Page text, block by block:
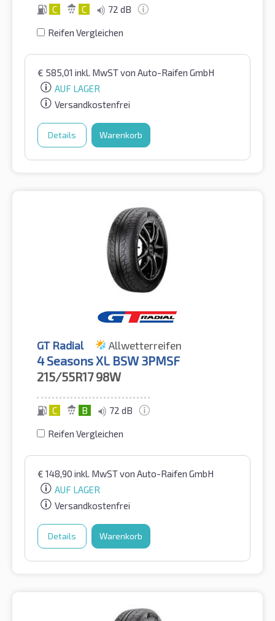
C C 72 dB
Reifen Vergleichen
€ 585,01 inkl. MwSTvon Auto-Raifen GmbH
AUF LAGER
Versandkostenfrei
Details Warenkorb
GT Radial Allwetterreifen
4 Seasons XL BSW 3PMSF
215/55R17 98W
C B 72 dB
Reifen Vergleichen
€ 148,90 inkl. MwSTvon Auto-Raifen GmbH
AUF LAGER
Versandkostenfrei
Details Warenkorb